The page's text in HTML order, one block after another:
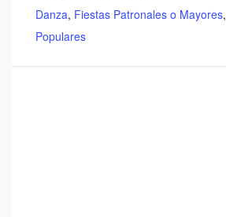
Danza, Fiestas Patronales o Mayores,
Populares